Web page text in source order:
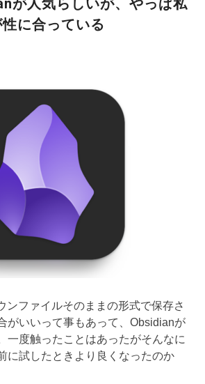
が人気らしいが、やっぱ私
に合っている
ンファイルそのままの形式で保存さ
がいいって事もあって、Obsidianが
一度触ったことはあったがそんなに
に試したときより良くなったのか